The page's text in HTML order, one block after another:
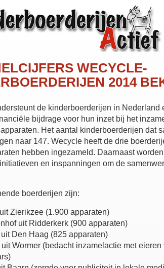
WECYCLE-
2014
de kinderboerderijen in Nederland
bijdrage voor hun inzet bij het
Het aantal kinderboerderijen dat
naar 147. Wecycle heeft de drie
hebben ingezameld. Daarnaast
en inspanningen om de
boerderijen zijn:
Zierikzee (1.900 apparaten)
uit Ridderkerk (900 apparaten)
Den Haag (825 apparaten)
uit Wormer (bedacht inzamelactie met